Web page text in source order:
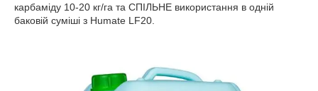
карбаміду 10-20 кг/га та СПІЛЬНЕ використання в одній
баковій суміші з Humate LF20.